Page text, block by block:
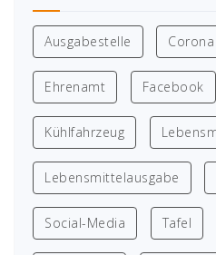
Ausgabestelle Corona
Ehrenamt Facebook
Kühlfahrzeug
Lebensmittelausgabe
Social-Media Tafel